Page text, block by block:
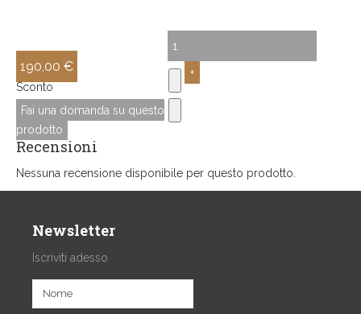
190,00 €
Sconto
Fai una domanda su questo
prodotto
Recensioni
Nessuna recensione disponibile per questo prodotto.
Newsletter
Iscriviti adesso